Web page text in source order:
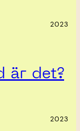
2023
är det?
2023